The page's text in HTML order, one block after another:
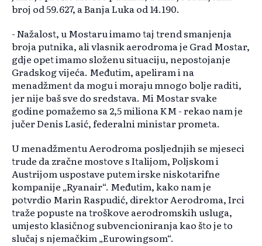
broj od 59.627, a Banja Luka od 14.190.
- Nažalost, u Mostaru imamo taj trend smanjenja
broja putnika, ali vlasnik aerodroma je Grad Mostar,
gdje opet imamo složenu situaciju, nepostojanje
Gradskog vijeća. Međutim, apeliram i na
menadžment da mogu i moraju mnogo bolje raditi,
jer nije baš sve do sredstava. Mi Mostar svake
godine pomažemo sa 2,5 miliona KM - rekao nam je
jučer Denis Lasić, federalni ministar prometa.
U menadžmentu Aerodroma posljednjih se mjeseci
trude da zračne mostove s Italijom, Poljskom i
Austrijom uspostave putem irske niskotarifne
kompanije „Ryanair“. Međutim, kako nam je
potvrdio Marin Raspudić, direktor Aerodroma, Irci
traže popuste na troškove aerodromskih usluga,
umjesto klasičnog subvencioniranja kao što je to
slučaj s njemačkim „Eurowingsom“.